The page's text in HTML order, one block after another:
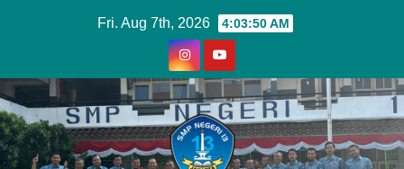
Fri. Aug 7th, 2026 4:03:51 AM